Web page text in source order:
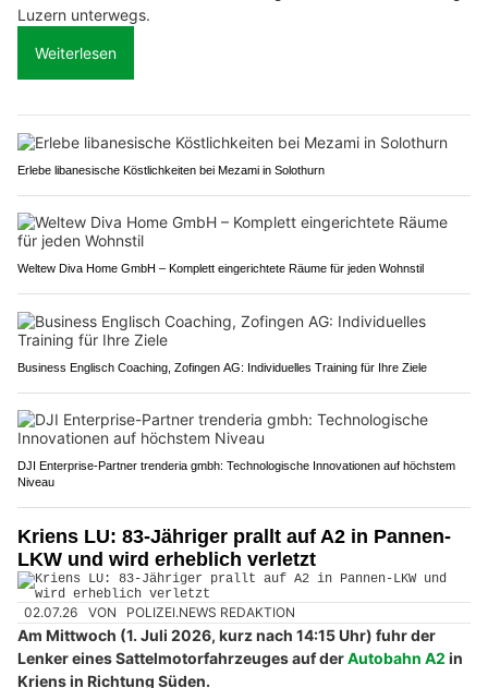
Luzern unterwegs.
Weiterlesen
Erlebe libanesische Köstlichkeiten bei Mezami in Solothurn
Weltew Diva Home GmbH – Komplett eingerichtete Räume für jeden Wohnstil
Business Englisch Coaching, Zofingen AG: Individuelles Training für Ihre Ziele
DJI Enterprise-Partner trenderia gmbh: Technologische Innovationen auf höchstem
Niveau
Kriens LU: 83-Jähriger prallt auf A2 in Pannen-
LKW und wird erheblich verletzt
02.07.26 VON POLIZEI.NEWS REDAKTION
Am Mittwoch (1. Juli 2026, kurz nach 14:15 Uhr) fuhr der
Lenker eines Sattelmotorfahrzeuges auf derAutobahn A2 in
Kriens in Richtung Süden.